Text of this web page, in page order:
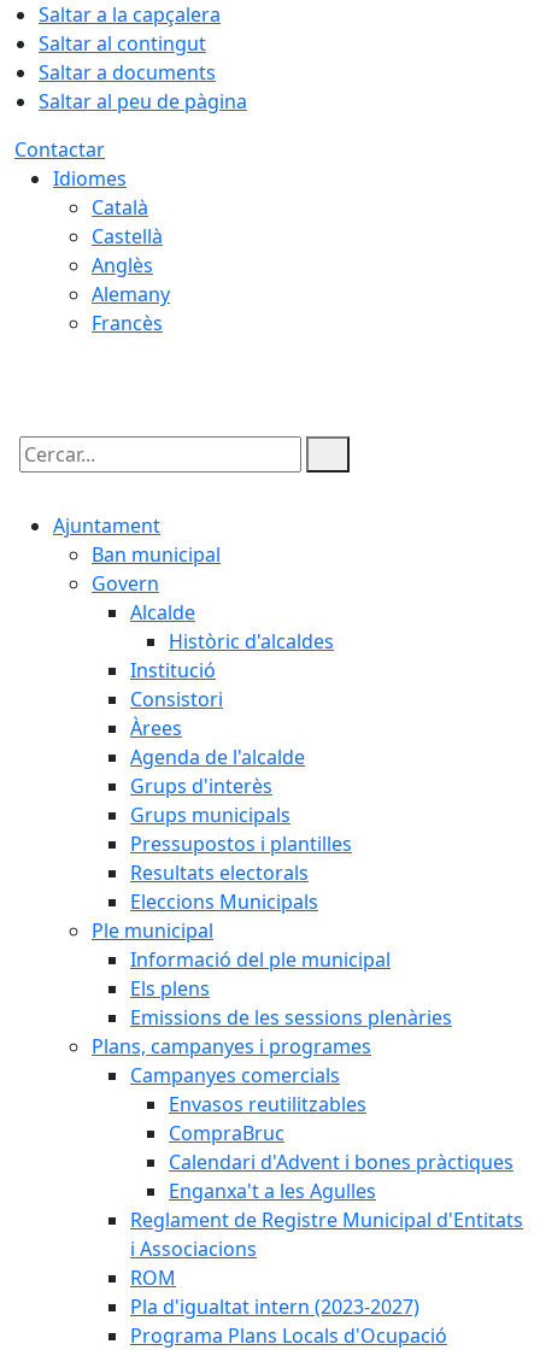
Saltar a la capçalera
Saltar al contingut
Saltar a documents
Saltar al peu de pàgina
Contactar
Idiomes
Català
Castellà
Anglès
Alemany
Francès
Cercar:
Ajuntament
Ban municipal
Govern
Alcalde
Històric d'alcaldes
Institució
Consistori
Àrees
Agenda de l'alcalde
Grups d'interès
Grups municipals
Pressupostos i plantilles
Resultats electorals
Eleccions Municipals
Ple municipal
Informació del ple municipal
Els plens
Emissions de les sessions plenàries
Plans, campanyes i programes
Campanyes comercials
Envasos reutilitzables
CompraBruc
Calendari d'Advent i bones pràctiques
Enganxa't a les Agulles
Reglament de Registre Municipal d'Entitats
i Associacions
ROM
Pla d'igualtat intern (2023-2027)
Programa Plans Locals d'Ocupació